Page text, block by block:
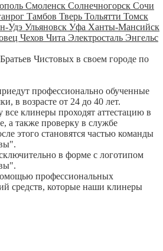
Смоленск Солнечногорск Сочи
Тамбов Тверь Тольятти Томск
Удэ Ульяновск Уфа Ханты-Мансийск
Чехов Чита Электросталь Энгельс
Чистовых в своем городе по
профессионально обученные
в возрасте от 24 до 40 лет.
клинеры проходят аттестацию в
а также проверку в службе
этого становятся частью команды
в форме с логотипом
профессиональных
средств, которые наши клинеры